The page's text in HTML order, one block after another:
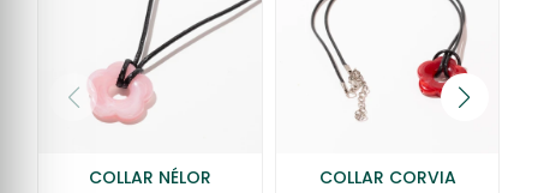
COLLAR NÉLOR COLLAR CORVIA